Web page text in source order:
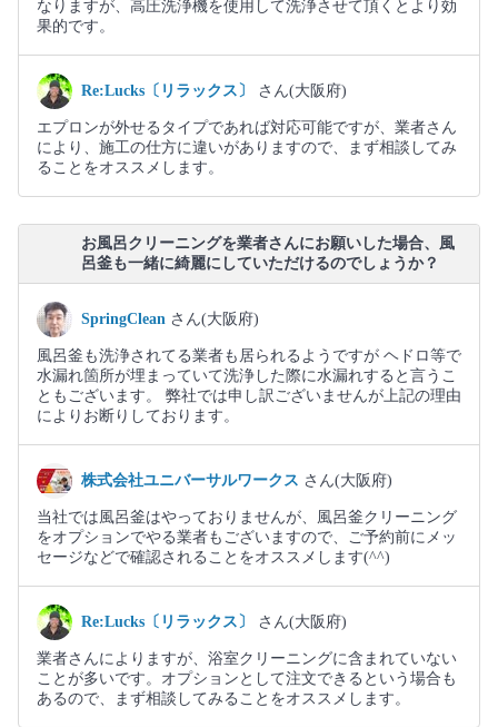
なりますが、高圧洗浄機を使用して洗浄させて頂くとより効
果的です。
Re:Lucks〔リラックス〕 さん(大阪府)
エプロンが外せるタイプであれば対応可能ですが、業者さん
により、施工の仕方に違いがありますので、まず相談してみ
ることをオススメします。
お風呂クリーニングを業者さんにお願いした場合、風
呂釜も一緒に綺麗にしていただけるのでしょうか？
SpringClean さん(大阪府)
風呂釜も洗浄されてる業者も居られるようですが ヘドロ等で
水漏れ箇所が埋まっていて洗浄した際に水漏れすると言うこ
ともございます。 弊社では申し訳ございませんが上記の理由
によりお断りしております。
株式会社ユニバーサルワークス さん(大阪府)
当社では風呂釜はやっておりませんが、風呂釜クリーニング
をオプションでやる業者もございますので、ご予約前にメッ
セージなどで確認されることをオススメします(^^)
Re:Lucks〔リラックス〕 さん(大阪府)
業者さんによりますが、浴室クリーニングに含まれていない
ことが多いです。オプションとして注文できるという場合も
あるので、まず相談してみることをオススメします。